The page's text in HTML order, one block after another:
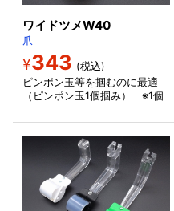
ワイドツメW40
爪
¥343 (税込)
ピンポン玉等を掴むのに最適
（ピンポン玉1個掴み） ※1個